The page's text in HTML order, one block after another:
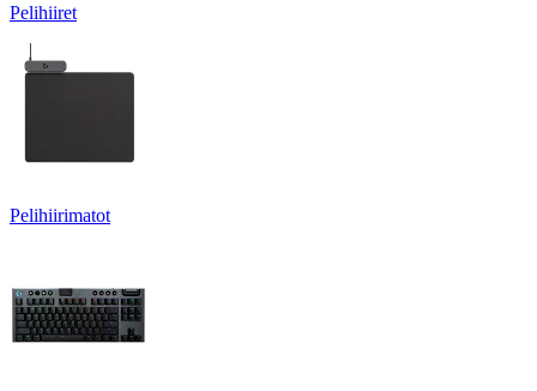
Pelihiiret
Pelihiirimatot